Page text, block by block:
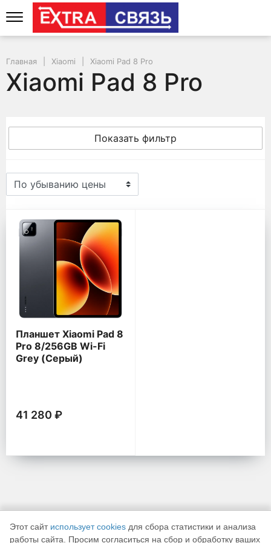
Главная Xiaomi Xiaomi Pad 8 Pro
Xiaomi Pad 8 Pro
Показать фильтр
Xiaomi Pad 8 Pro
Планшет Xiaomi Pad 8
Pro 8/256GB Wi-Fi
Grey (Серый)
41 280 ₽
Этот сайт использует cookies для сбора статистики и анализа
работы сайта. Просим согласиться на сбор и обработку ваших